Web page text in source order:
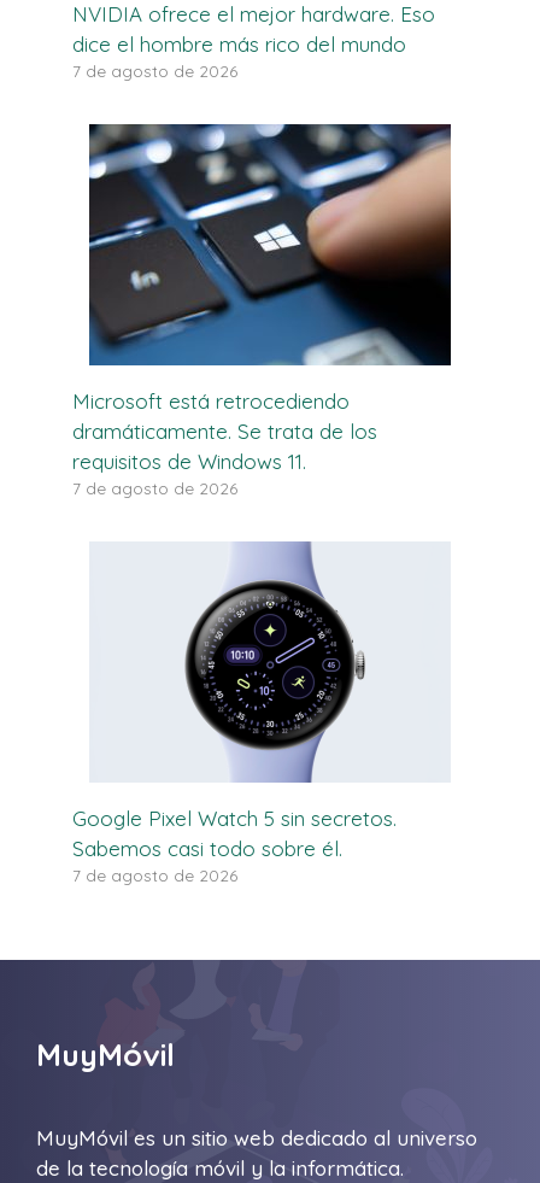
NVIDIA ofrece el mejor hardware. Eso
dice el hombre más rico del mundo
7 de agosto de 2026
Microsoft está retrocediendo
dramáticamente. Se trata de los
requisitos de Windows 11.
7 de agosto de 2026
Google Pixel Watch 5 sin secretos.
Sabemos casi todo sobre él.
7 de agosto de 2026
MuyMóvil
MuyMóvil es un sitio web dedicado al universo
de la tecnología móvil y la informática.